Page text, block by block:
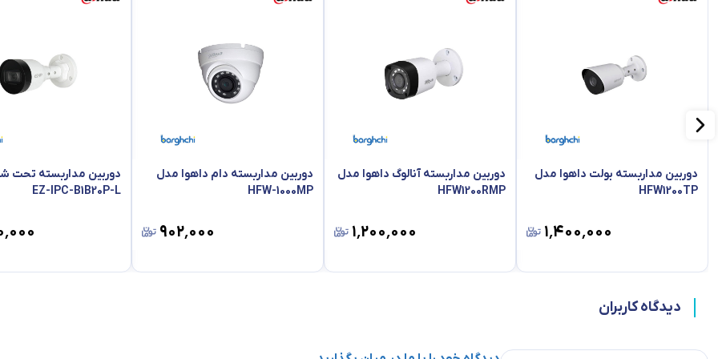
دوربین مداربسته بولت داهوا مدل
HFW1200TP
۱٬۴۰۰٬۰۰۰
دوربین مداربسته آنالوگ داهوا مدل
HFW1200RMP
۱٬۲۰۰٬۰۰۰
دوربین مداربسته دام داهوا مدل
HFW-1000MP
۹۰۲٬۰۰۰
دوربین مداربسته تحت
EZ-IPC-B1B20P-L
دیدگاه کاربران